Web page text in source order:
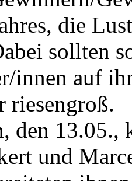
die
sollten
innen auf
riesengroß.
den 13.05.,
und